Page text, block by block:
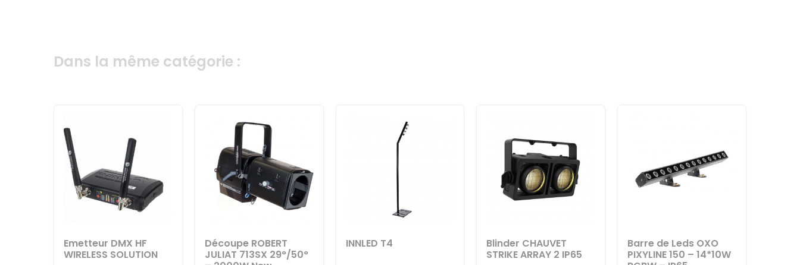
Dans la même catégorie :
Emetteur DMX HF
WIRELESS SOLUTION
Découpe ROBERT
JULIAT 713SX 29°/50°
INNLED T4
Blinder CHAUVET
STRIKE ARRAY 2 IP65
Barre de Leds OXO
PIXYLINE 150 – 14*10W